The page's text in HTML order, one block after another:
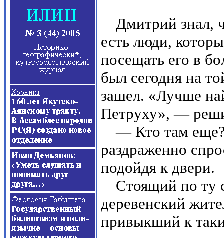
Дмитрий знал,
есть люди,
посещать его в
был сегодня на
зашел. «Лучше
Петруху», —
— Кто там
раздраженно
подойдя к двери.
Стоящий по ту
деревенский
привыкший к